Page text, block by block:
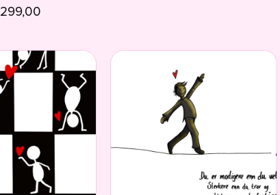
299,00
produktet
har
flere
varianter.
Alternativene
kan
velges